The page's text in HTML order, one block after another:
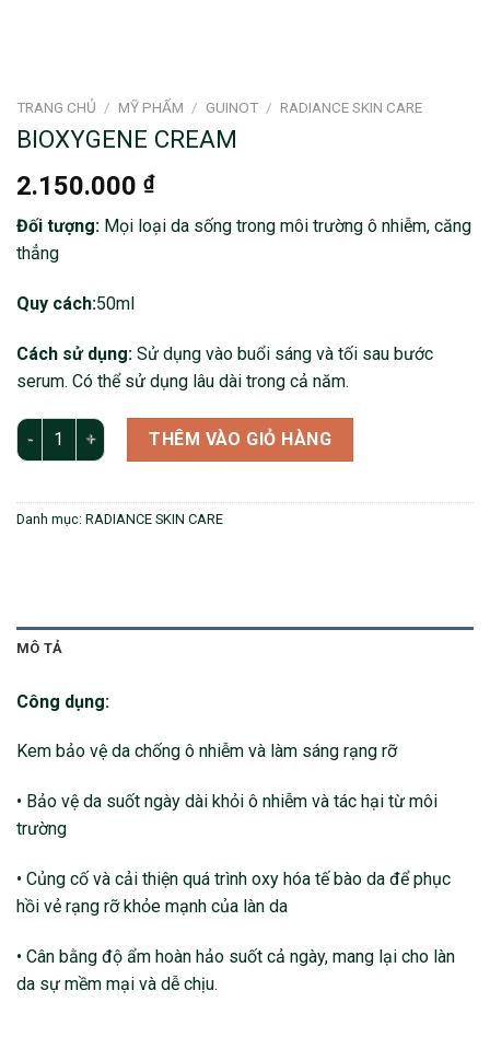
TRANG CHỦ / MỸ PHẨM / GUINOT / RADIANCE SKIN CARE
BIOXYGENE CREAM
2.150.000 ₫
Đối tượng: Mọi loại da sống trong môi trường ô nhiễm, căng
thẳng
Quy cách:50ml
Cách sử dụng: Sử dụng vào buổi sáng và tối sau bước
serum. Có thể sử dụng lâu dài trong cả năm.
BIOXYGENE CREAM số lượngTHÊM VÀO GIỎ HÀNG
Danh mục: RADIANCE SKIN CARE
MÔ TẢ
Công dụng:
Kem bảo vệ da chống ô nhiễm và làm sáng rạng rỡ
• Bảo vệ da suốt ngày dài khỏi ô nhiễm và tác hại từ môi
trường
• Củng cố và cải thiện quá trình oxy hóa tế bào da để phục
hồi vẻ rạng rỡ khỏe mạnh của làn da
• Cân bằng độ ẩm hoàn hảo suốt cả ngày, mang lại cho làn
da sự mềm mại và dễ chịu.